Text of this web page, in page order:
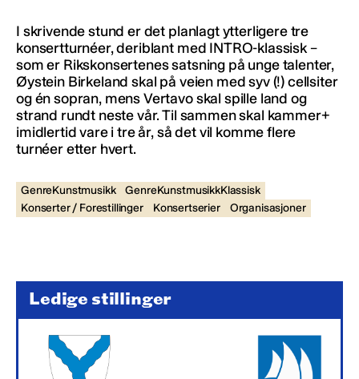
I skrivende stund er det planlagt ytterligere tre
konsertturnéer, deriblant med INTRO-klassisk –
som er Rikskonsertenes satsning på unge talenter,
Øystein Birkeland skal på veien med syv (!) cellsiter
og én sopran, mens Vertavo skal spille land og
strand rundt neste vår. Til sammen skal kammer+
imidlertid vare i tre år, så det vil komme flere
turnéer etter hvert.
GenreKunstmusikk
GenreKunstmusikkKlassisk
Konserter / Forestillinger
Konsertserier Organisasjoner
Ledige stillinger